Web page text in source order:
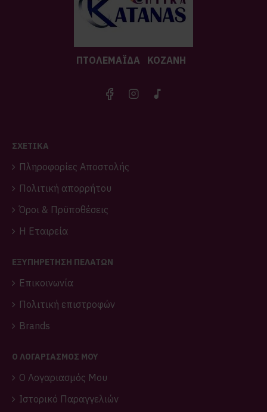
ΠΤΟΛΕΜΑΪΔA ΚΟΖΑΝΗ
ΣΧΕΤΙΚΑ
Πληροφορίες Αποστολής
Πολιτική απορρήτου
Όροι & Πρϋποθέσεις
Η Εταιρεία
ΕΞΥΠΗΡΕΤΗΣΗ ΠΕΛΑΤΩΝ
Επικοινωνία
Πολιτική επιστροφών
Brands
O ΛΟΓΑΡΙΑΣΜΌΣ ΜΟΥ
O Λογαριασμός Μου
Ιστορικό Παραγγελιών